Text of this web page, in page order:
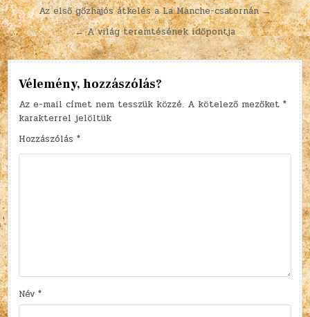
Bejegyzés
navigáció
Az első gőzhajós átkelés a La Manche-csatornán →
← A világ teremtésének időpontja
Vélemény, hozzászólás?
Az e-mail címet nem tesszük közzé. A kötelező mezőket*
karakterrel jelöltük
Hozzászólás*
Név*